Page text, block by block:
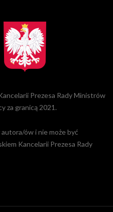
Prezesa Rady Ministrów
za granicą 2021.
ów i nie może być
Kancelarii Prezesa Rady